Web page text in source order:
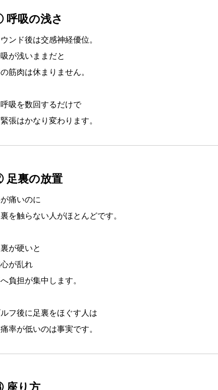
吸の浅さ
ンド後は交感神経優位。
が浅いままだと
筋肉は休まりません。
吸を数回するだけで
張はかなり変わります。
足裏の放置
痛いのに
を触らない人がほとんどです。
が硬いと
が乱れ
負担が集中します。
フ後に足裏をほぐす人は
率が低いのは事実です。
座り方